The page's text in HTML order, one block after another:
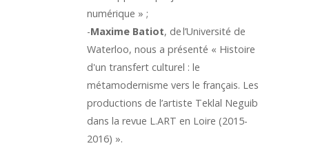
numérique » ;
-Maxime Batiot, de l’Université de
Waterloo, nous a présenté « Histoire
d'un transfert culturel : le
métamodernisme vers le français. Les
productions de l’artiste Teklal Neguib
dans la revue L.ART en Loire (2015-
2016) ».